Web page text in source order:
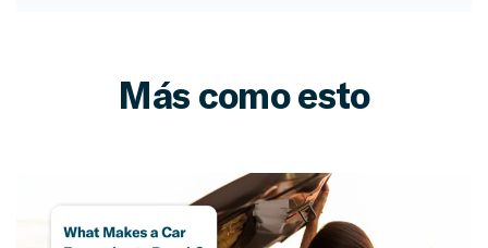
Más como esto